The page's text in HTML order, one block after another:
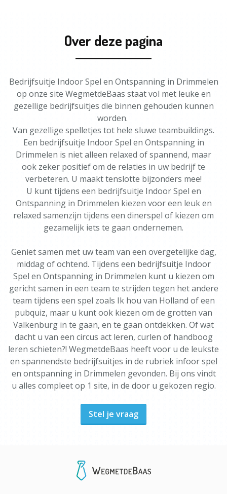
Over deze pagina
Bedrijfsuitje Indoor Spel en Ontspanning in Drimmelen
op onze site WegmetdeBaas staat vol met leuke en
gezellige bedrijfsuitjes die binnen gehouden kunnen
worden.
Van gezellige spelletjes tot hele sluwe teambuildings.
Een bedrijfsuitje Indoor Spel en Ontspanning in
Drimmelen is niet alleen relaxed of spannend, maar
ook zeker positief om de relaties in uw bedrijf te
verbeteren. U maakt tenslotte bijzonders mee!
U kunt tijdens een bedrijfsuitje Indoor Spel en
Ontspanning in Drimmelen kiezen voor een leuk en
relaxed samenzijn tijdens een dinerspel of kiezen om
gezamelijk iets te gaan ondernemen.
Geniet samen met uw team van een overgetelijke dag,
middag of ochtend. Tijdens een bedrijfsuitje Indoor
Spel en Ontspanning in Drimmelen kunt u kiezen om
gericht samen in een team te strijden tegen het andere
team tijdens een spel zoals Ik hou van Holland of een
pubquiz, maar u kunt ook kiezen om de grotten van
Valkenburg in te gaan, en te gaan ontdekken. Of wat
dacht u van een circus act leren, curlen of handboog
leren schieten?! WegmetdeBaas heeft voor u de leukste
en spannendste bedrijfsuitjes in de rubriek infoor spel
en ontspanning in Drimmelen gevonden. Bij ons vindt
u alles compleet op 1 site, in de door u gekozen regio.
Stel je vraag